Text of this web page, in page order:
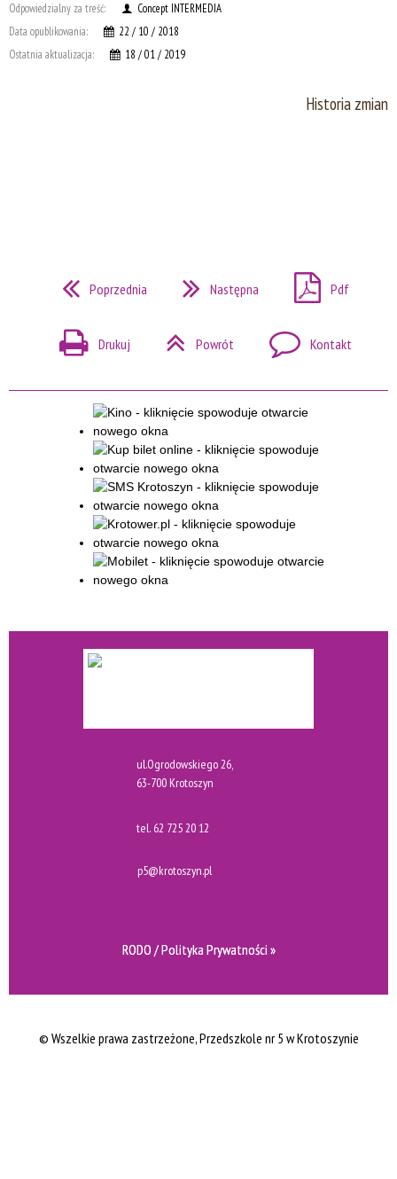
Odpowiedzialny za treść:
Concept INTERMEDIA
Data opublikowania:
22 / 10 / 2018
Ostatnia aktualizacja:
18 / 01 / 2019
Historia zmian
Poprzednia Następna Pdf
Drukuj Powrót Kontakt
ul.Ogrodowskiego 26,
63-700 Krotoszyn
tel. 62 725 20 12
p5@krotoszyn.pl
RODO / Polityka Prywatności »
© Wszelkie prawa zastrzeżone, Przedszkole nr 5 w Krotoszynie